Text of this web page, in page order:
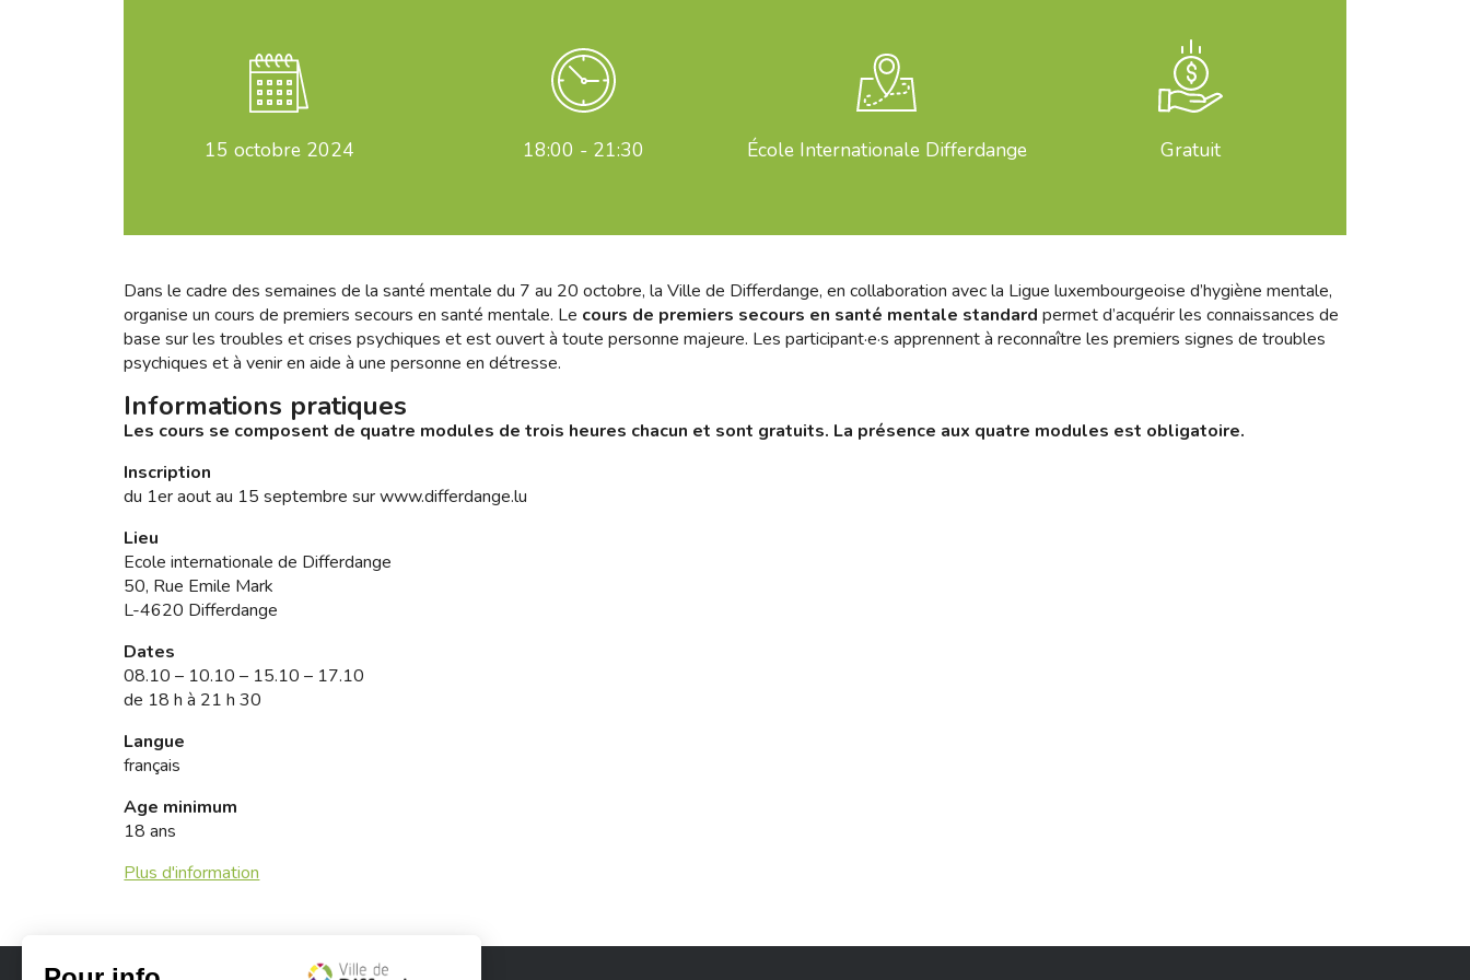
15 octobre 2024 18:00 - 21:30 École Internationale Differdange Gratuit
Dans le cadre des semaines de la santé mentale du 7 au 20 octobre, la Ville de Differdange, en collaboration avec la Ligue luxembourgeoise d’hygiène mentale,
organise un cours de premiers secours en santé mentale. Le cours de premiers secours en santé mentale standard permet d’acquérir les connaissances de
base sur les troubles et crises psychiques et est ouvert à toute personne majeure. Les participant·e·s apprennent à reconnaître les premiers signes de troubles
psychiques et à venir en aide à une personne en détresse.
Informations pratiques
Les cours se composent de quatre modules de trois heures chacun et sont gratuits. La présence aux quatre modules est obligatoire.
Inscription
du 1er aout au 15 septembre sur www.differdange.lu
Lieu
Ecole internationale de Differdange
50, Rue Emile Mark
L-4620 Differdange
Dates
08.10 – 10.10 – 15.10 – 17.10
de 18 h à 21 h 30
Langue
français
Age minimum
18 ans
Plus d'information